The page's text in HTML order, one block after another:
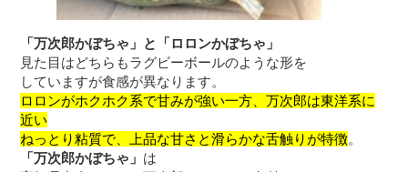
「万次郎かぼちゃ」と「ロロンかぼちゃ」
見た目はどちらもラグビーボールのような形を
していますが食感が異なります。
ロロンがホクホク系で甘みが強い一方、万次郎は東洋系に
近い
ねっとり粘質で、上品な甘さと滑らかな舌触りが特徴。
「万次郎かぼちゃ」 は